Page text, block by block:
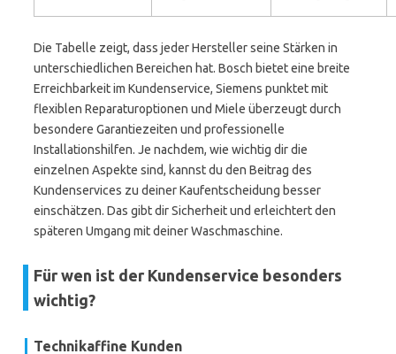
Die Tabelle zeigt, dass jeder Hersteller seine Stärken in
unterschiedlichen Bereichen hat. Bosch bietet eine breite
Erreichbarkeit im Kundenservice, Siemens punktet mit
flexiblen Reparaturoptionen und Miele überzeugt durch
besondere Garantiezeiten und professionelle
Installationshilfen. Je nachdem, wie wichtig dir die
einzelnen Aspekte sind, kannst du den Beitrag des
Kundenservices zu deiner Kaufentscheidung besser
einschätzen. Das gibt dir Sicherheit und erleichtert den
späteren Umgang mit deiner Waschmaschine.
Für wen ist der Kundenservice besonders
wichtig?
Technikaffine Kunden